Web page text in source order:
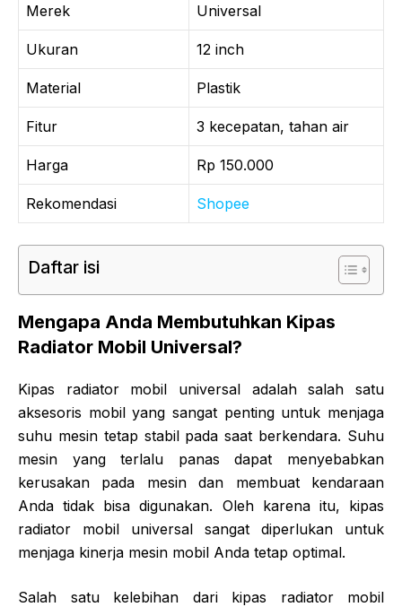
Merek Universal
Ukuran 12 inch
Material Plastik
Fitur 3 kecepatan, tahan air
Harga Rp 150.000
Rekomendasi Shopee
Daftar isi
Mengapa Anda Membutuhkan Kipas
Radiator Mobil Universal?
Kipas radiator mobil universal adalah salah satu
aksesoris mobil yang sangat penting untuk menjaga
suhu mesin tetap stabil pada saat berkendara. Suhu
mesin yang terlalu panas dapat menyebabkan
kerusakan pada mesin dan membuat kendaraan
Anda tidak bisa digunakan. Oleh karena itu, kipas
radiator mobil universal sangat diperlukan untuk
menjaga kinerja mesin mobil Anda tetap optimal.
Salah satu kelebihan dari kipas radiator mobil